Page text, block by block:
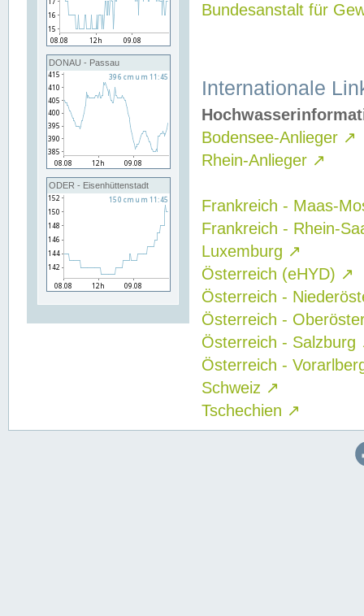
DONAU - Passau
ODER - Eisenhüttenstadt
Bundesanstalt für
Internationale
Bodensee-Anlieger ↗
Rhein-Anlieger ↗
Frankreich - Maas-
Frankreich - Rhein-
Luxemburg ↗
Österreich (eHYD) ↗
Österreich -
Österreich -
Österreich - Salzburg
Österreich -
Schweiz ↗
Tschechien ↗